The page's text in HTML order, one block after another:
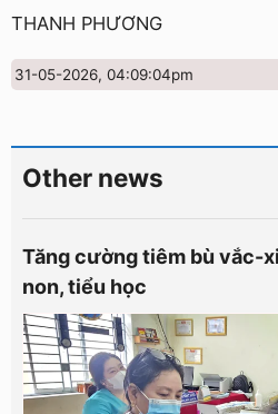
THANH PHƯƠNG
31-05-2026, 04:09:04pm
Other news
Tăng cường tiêm bù vắc-
non, tiểu học